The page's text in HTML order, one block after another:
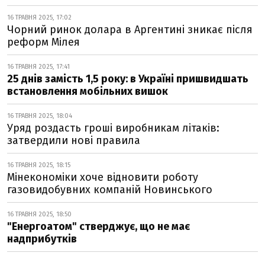
16 ТРАВНЯ 2025, 17:02
Чорний ринок долара в Аргентині зникає після
реформ Мілея
16 ТРАВНЯ 2025, 17:41
25 днів замість 1,5 року: в Україні пришвидшать
встановлення мобільних вишок
16 ТРАВНЯ 2025, 18:04
Уряд роздасть гроші виробникам літаків:
затвердили нові правила
16 ТРАВНЯ 2025, 18:15
Мінекономіки хоче відновити роботу
газовидобувних компаній Новинського
16 ТРАВНЯ 2025, 18:50
"Енергоатом" стверджує, що не має
надприбутків